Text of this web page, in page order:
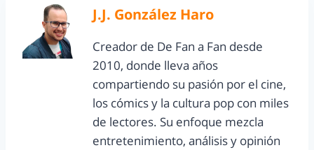
J.J. González Haro
Creador de De Fan a Fan desde
2010, donde lleva años
compartiendo su pasión por el cine,
los cómics y la cultura pop con miles
de lectores. Su enfoque mezcla
entretenimiento, análisis y opinión